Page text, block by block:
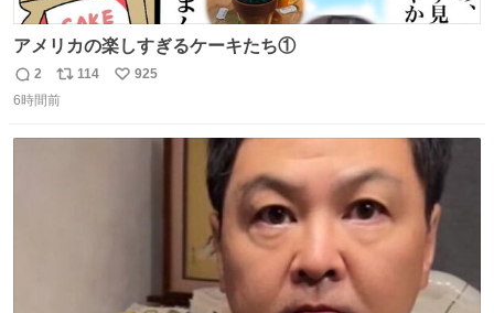
アメリカの楽しすぎるケーキたち①
返
信
2
リ
ポ
114
い
925
6時間前